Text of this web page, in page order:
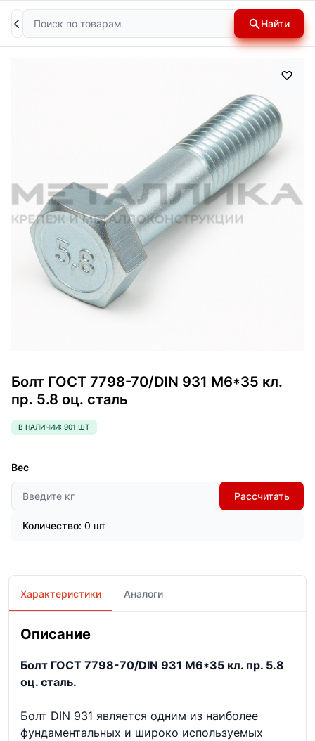
Поиск Найти
Болт ГОСТ 7798-70/DIN 931 М6*35 кл.
пр. 5.8 оц. сталь
В НАЛИЧИИ: 901 ШТ
Вес
Рассчитать
Количество: 0 шт
Характеристики Аналоги
Описание
Болт ГОСТ 7798-70/DIN 931 М6*35 кл. пр. 5.8
оц. сталь.
Болт DIN 931 является одним из наиболее
фундаментальных и широко используемых